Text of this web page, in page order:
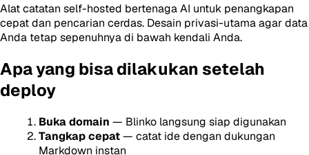
Alat catatan self-hosted bertenaga AI untuk penangkapan
cepat dan pencarian cerdas. Desain privasi-utama agar data
Anda tetap sepenuhnya di bawah kendali Anda.
Apa yang bisa dilakukan setelah
deploy
Buka domain — Blinko langsung siap digunakan
Tangkap cepat— catat ide dengan dukungan
Markdown instan